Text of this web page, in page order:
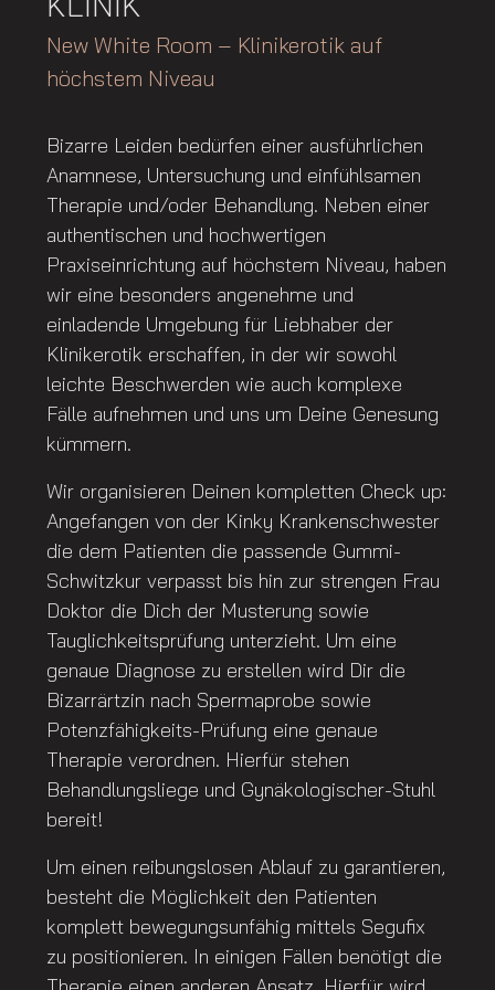
New White Room – Klinikerotik auf
höchstem Niveau
Bizarre Leiden bedürfen einer ausführlichen
Anamnese, Untersuchung und einfühlsamen
Therapie und/oder Behandlung. Neben einer
authentischen und hochwertigen
Praxiseinrichtung auf höchstem Niveau, haben
wir eine besonders angenehme und
einladende Umgebung für Liebhaber der
Klinikerotik erschaffen, in der wir sowohl
leichte Beschwerden wie auch komplexe
Fälle aufnehmen und uns um Deine Genesung
kümmern.
Wir organisieren Deinen kompletten Check up:
Angefangen von der Kinky Krankenschwester
die dem Patienten die passende Gummi-
Schwitzkur verpasst bis hin zur strengen Frau
Doktor die Dich der Musterung sowie
Tauglichkeitsprüfung unterzieht. Um eine
genaue Diagnose zu erstellen wird Dir die
Bizarrärtzin nach Spermaprobe sowie
Potenzfähigkeits-Prüfung eine genaue
Therapie verordnen. Hierfür stehen
Behandlungsliege und Gynäkologischer-Stuhl
bereit!
Um einen reibungslosen Ablauf zu garantieren,
besteht die Möglichkeit den Patienten
komplett bewegungsunfähig mittels Segufix
zu positionieren. In einigen Fällen benötigt die